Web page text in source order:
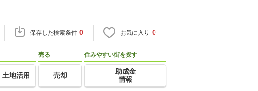
保存した検索条件 0 お気に入り 0
土地活用
売る
売却
住みやすい街を探す
助成金
情報